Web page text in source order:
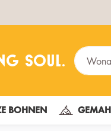
BOHNEN